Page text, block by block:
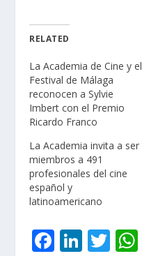
RELATED
La Academia de Cine y el
Festival de Málaga
reconocen a Sylvie
Imbert con el Premio
Ricardo Franco
La Academia invita a ser
miembros a 491
profesionales del cine
español y
latinoamericano
F Li T